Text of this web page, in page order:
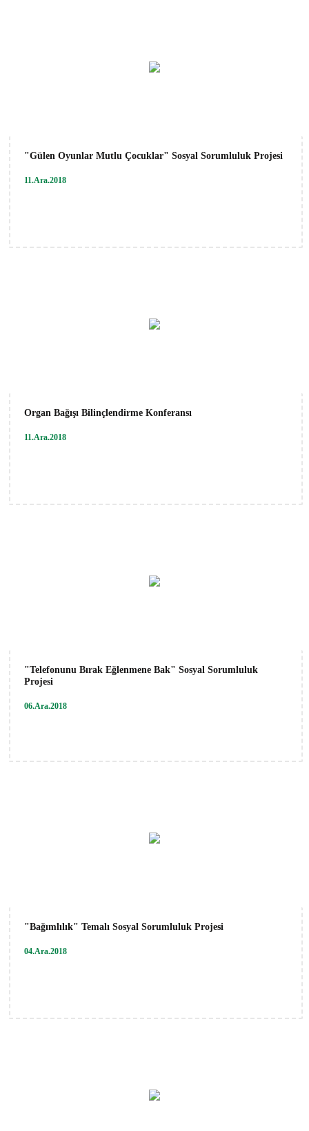
"Gülen Oyunlar Mutlu Çocuklar" Sosyal Sorumluluk Projesi
11.Ara.2018
Organ Bağışı Bilinçlendirme Konferansı
11.Ara.2018
"Telefonunu Bırak Eğlenmene Bak" Sosyal Sorumluluk
Projesi
06.Ara.2018
"Bağımlılık" Temalı Sosyal Sorumluluk Projesi
04.Ara.2018